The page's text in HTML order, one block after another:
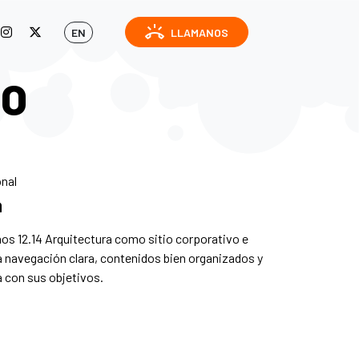
EN ring_volume LLAMANOS
12.14 Arquitectura como sitio corporativo e
clara, contenidos bien organizados y
con sus objetivos.